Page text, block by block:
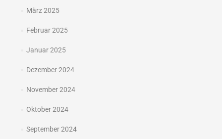
März 2025
Februar 2025
Januar 2025
Dezember 2024
November 2024
Oktober 2024
September 2024